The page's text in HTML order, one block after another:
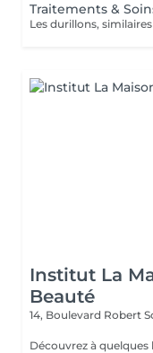
Traitements &
Institut La
Beauté
14, Boulevard Robert
Découvrez à